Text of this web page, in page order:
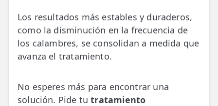
Los resultados más estables y duraderos,
como la disminución en la frecuencia de
los calambres, se consolidan a medida que
avanza el tratamiento.
No esperes más para encontrar una
solución. Pide tutratamiento